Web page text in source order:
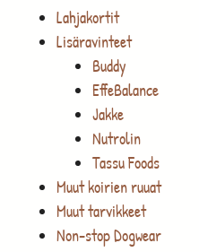
Lahjakortit
Lisäravinteet
Buddy
EffeBalance
Jakke
Nutrolin
Tassu Foods
Muut koirien ruuat
Muut tarvikkeet
Non-stop Dogwear